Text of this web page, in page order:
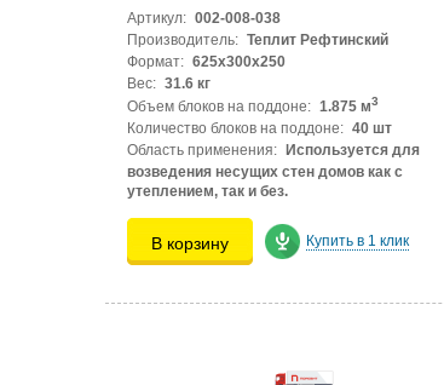
Артикул: 002-008-038
Производитель: Теплит Рефтинский
Формат: 625х300х250
Вес: 31.6 кг
Объем блоков на поддоне: 1.875 м3
Количество блоков на поддоне: 40 шт
Область применения:
Используется для
возведения несущих стен домов как с
утеплением, так и без.
В корзину Купить в 1 клик